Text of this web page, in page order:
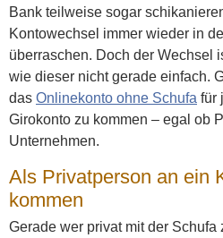
Bank teilweise sogar
Kontowechsel immer wieder in
überraschen. Doch der Wechsel
wie dieser nicht gerade einfach.
das Onlinekonto ohne Schufa für
Girokonto zu kommen – egal ob
Unternehmen.
Als Privatperson an ein
kommen
Gerade wer privat mit der Schufa